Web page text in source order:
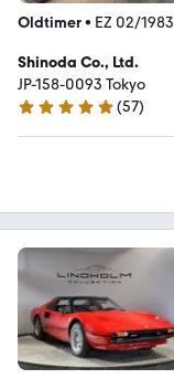
Oldtimer• EZ 02/1983
Shinoda Co., Ltd.
JP-158-0093 Tokyo
4.8 Sterne
(57)